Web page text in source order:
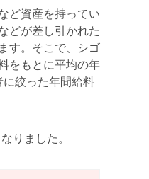
ど資産を持ってい
どが差し引かれた
す。そこで、シゴ
をもとに平均の年
絞った年間給料
りました。